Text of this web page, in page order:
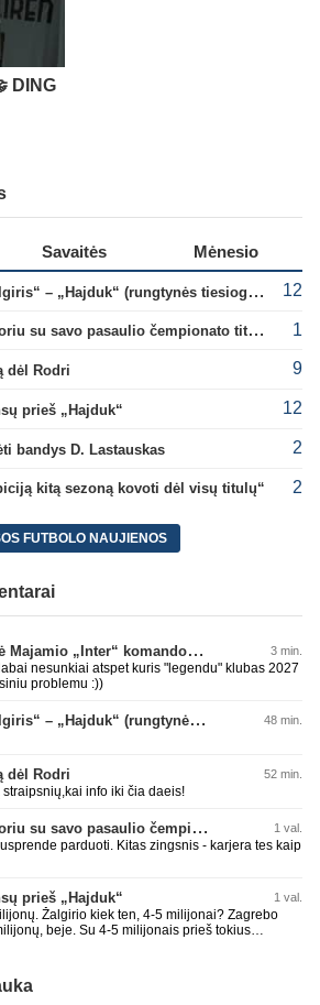
DING
Savaitės Mėnesio
Konferencijų lyga: „Žalgiris“ – „Hajduk“ (rungtynės tiesiogiai) 12
B. Mendy: „Darau ką noriu su savo pasaulio čempionato titulu“ 1
dėl Rodri 9
prieš „Hajduk“ 12
bandys D. Lastauskas 2
kitą sezoną kovoti dėl visų titulų“ 2
FUTBOLO NAUJIENOS
L. Messi gerokai pakėlė Majamio „Inter“ komandos vertę 3 min.
nesunkiai atspet kuris "legendu" klubas 2027
problemu :))
Konferencijų lyga: „Žalgiris“ – „Hajduk“ (rungtynės tiesiogiai) 48 min.
dėl Rodri 52 min.
info iki čia daeis!
B. Mendy: „Darau ką noriu su savo pasaulio čempionato titulu“ 1 val.
parduoti. Kitas zingsnis - karjera tes kaip
prieš „Hajduk“ 1 val.
Žalgirio kiek ten, 4-5 milijonai? Zagrebo
beje. Su 4-5 milijonais prieš tokius
Sakartvelais ir islandais ir pan. tikėtis teigiamo